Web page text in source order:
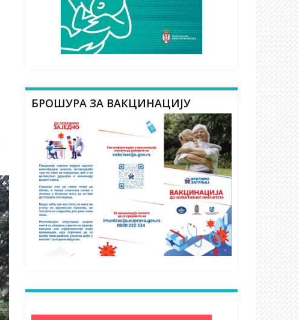
БРОШУРА ЗА ВАКЦИНАЦИЈУ